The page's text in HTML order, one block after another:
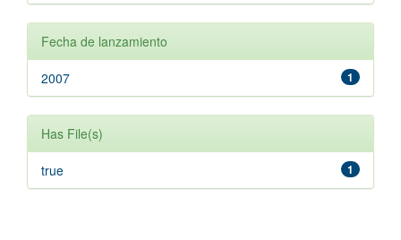
Fecha de lanzamiento
1
2007
Has File(s)
1
true